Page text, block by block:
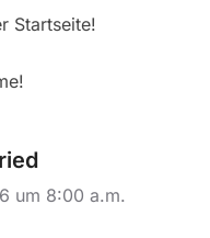
Startseite!
um 8:00 a.m.